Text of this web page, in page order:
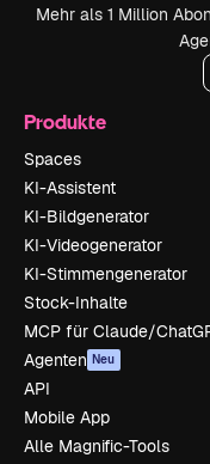
Mehr als 1 Million
Produkte
Spaces
KI-Assistent
KI-Bildgenerator
KI-Videogenerator
KI-Stimmengenerator
Stock-Inhalte
MCP für Claude/
Agenten Neu
API
Mobile App
Alle Magnific-Tools